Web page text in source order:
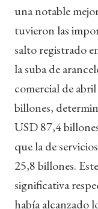
una notable
tuvieron las
salto registrado
la suba de
comercial de
billones,
USD 87,4
que la de
25,8 billones.
significativa
había alcanzado